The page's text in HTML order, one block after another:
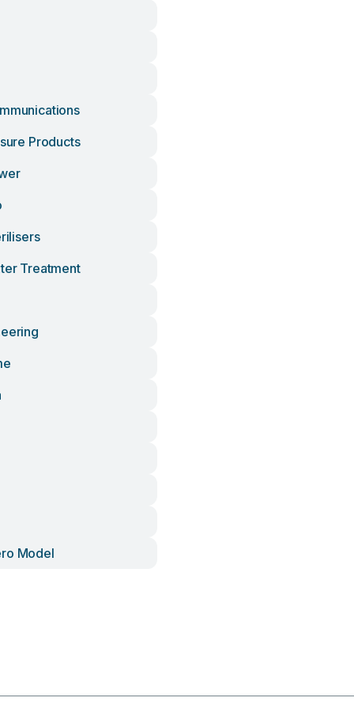
Products
Treatment
Model